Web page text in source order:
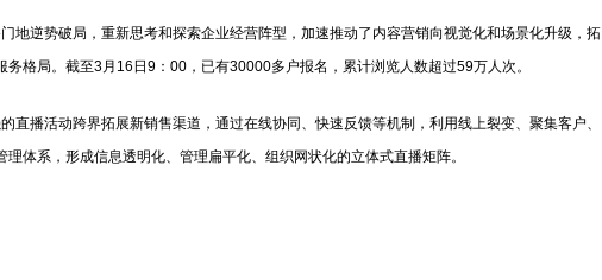
逆势破局，重新思考和探索企业经营阵型，加速推动了内容营销向视觉化和场景化升级，拓
务格局。截至3月16日9：00，已有30000多户报名，累计浏览人数超过59万人次。
播活动跨界拓展新销售渠道，通过在线协同、快速反馈等机制，利用线上裂变、聚集客户、
理体系，形成信息透明化、管理扁平化、组织网状化的立体式直播矩阵。